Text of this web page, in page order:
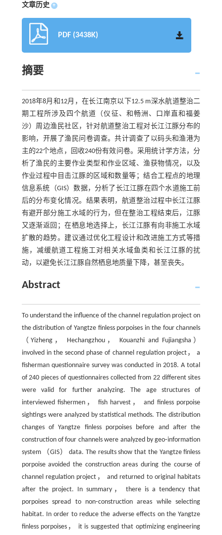
文章历史 +
PDF (3438K)
摘要
2018年8月和12月，在长江南京以下12.5 m深水航道整治二
期工程所涉及四个航道（仪征、和畅洲、口岸直和福姜
沙）周边渔民社区，针对航道整治工程对长江江豚分布的
影响，开展了渔民问卷调查。共计调查了以码头和渔港为
主的22个地点，回收240份有效问卷。采用统计学方法，分
析了渔民的主要作业类型和作业区域、渔获物情况，以及
作业过程中目击江豚的区域和数量等；结合工程点的地理
信息系统（GIS）数据，分析了长江江豚在四个水道施工前
后的分布变化情况。结果表明，航道整治过程中长江江豚
有避开部分施工水域的行为，但在整治工程结束后，江豚
又逐渐返回；在栖息地选择上，长江江豚有向非施工水域
扩散的趋势。建议通过优化工程设计和改进施工方式等措
施，减缓航道工程施工对相关水域鱼类和长江江豚的扰
动，以避免长江江豚自然栖息地质量下降，甚至丧失。
Abstract
To understand the influence of the channel regulation project on
the distribution of Yangtze finless porpoises in the four channels
（Yizheng， Hechangzhou， Kouanzhi and Fujiangsha）
involved in the second phase of channel regulation project， a
fisherman questionnaire survey was conducted in 2018. A total
of 240 pieces of questionnaires collected from 22 different sites
were valid for further analyzing. The age structures of
interviewed fishermen， fish harvest， and finless porpoise
sightings were analyzed by statistical methods. The distribution
changes of Yangtze finless porpoises before and after the
construction of four channels were analyzed by geo⁃information
system （GIS） data. The results show that the Yangtze finless
porpoise avoided the construction areas during the course of
channel regulation project， and returned to original habitats
after the project. In summary， there is a tendency that
porpoises spread to non⁃construction areas while selecting
habitat. In order to reduce the adverse effects on the Yangtze
finless porpoises， it is suggested that optimizing engineering